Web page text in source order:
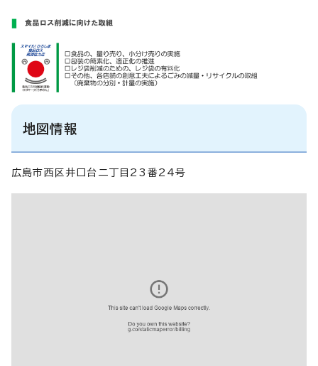
地図情報
広島市西区井口台二丁目23番24号